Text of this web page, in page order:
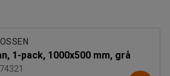
1-pack, 1000x500 mm, grå